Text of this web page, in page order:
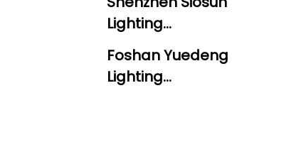
Lighting
Technology Co., Ltd.
Foshan Yuedeng
Lighting